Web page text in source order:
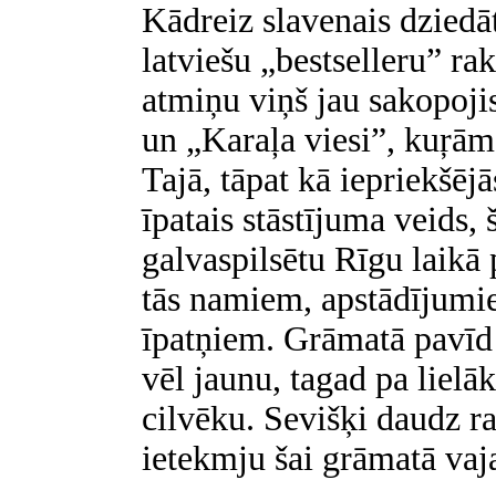
Kādreiz slavenais
latviešu „bestselleru”
atmiņu viņš jau
un „Karaļa viesi”,
Tajā, tāpat kā
īpatais stāstījuma veids,
galvaspilsētu Rīgu laikā
tās namiem,
īpatņiem. Grāmatā
vēl jaunu, tagad pa
cilvēku. Sevišķi daudz
ietekmju šai grāmatā